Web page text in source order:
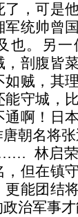
了，可是
军统帅曾
也。另
，剖腹皆
如贼，其
守城，
通啊！日
朝名将
林启
，但在镇
更能团结
治军事才